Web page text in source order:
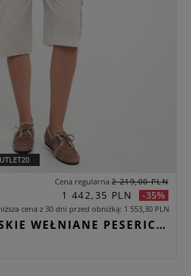
Cena regularna 2 219,00 PLN
1 442,35 PLN -35%
cena z 30 dni przed obniżką 1 553,30 PLN
BERMUDY DAMSKIE WEŁNIANE PESERICO ECRU CARGO